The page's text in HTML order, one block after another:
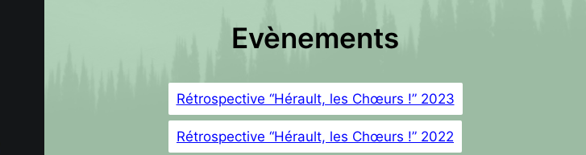
Evènements
Rétrospective “Hérault, les Chœurs !” 2023
Rétrospective “Hérault, les Chœurs !” 2022